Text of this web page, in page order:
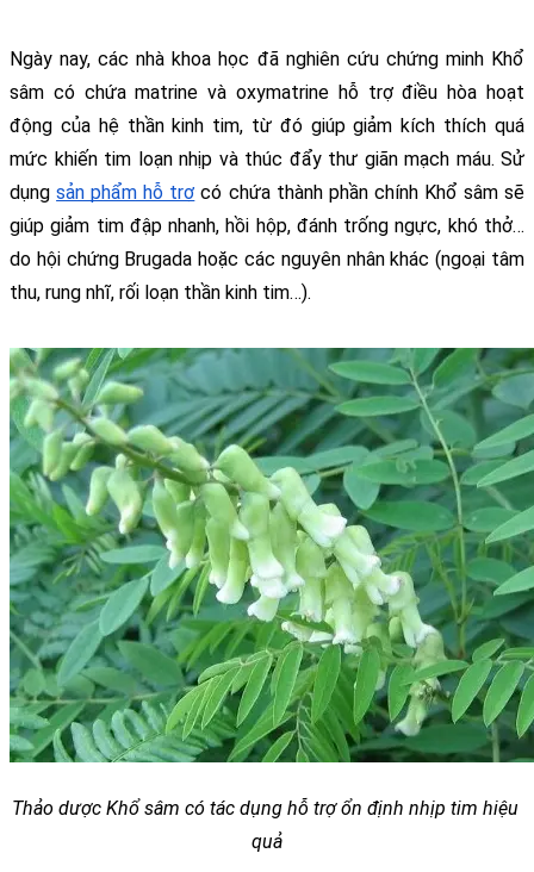
Ngày nay, các nhà khoa học đã nghiên cứu chứng minh Khổ
sâm có chứa matrine và oxymatrine hỗ trợ điều hòa hoạt
động của hệ thần kinh tim, từ đó giúp giảm kích thích quá
mức khiến tim loạn nhịp và thúc đẩy thư giãn mạch máu. Sử
dụngsản phẩm hỗ trợ có chứa thành phần chính Khổ sâm sẽ
giúp giảm tim đập nhanh, hồi hộp, đánh trống ngực, khó thở…
do hội chứng Brugada hoặc các nguyên nhân khác (ngoại tâm
thu, rung nhĩ, rối loạn thần kinh tim…).
Thảo dược Khổ sâm có tác dụng hỗ trợ ổn định nhịp tim hiệu
quả